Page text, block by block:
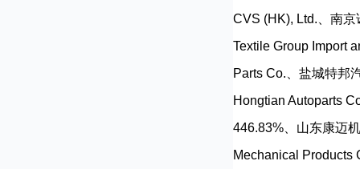
CVS (HK), Ltd.、南
Textile Group Import
Parts Co.、盐城特邦
Hongtian Autoparts
446.83%、山东康迈
Mechanical Products